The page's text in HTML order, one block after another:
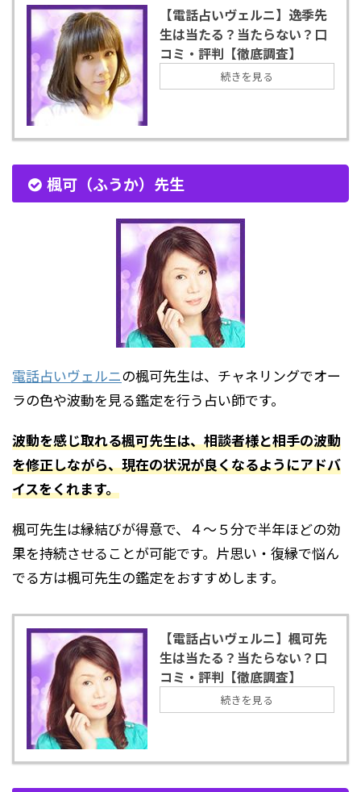
【電話占いヴェルニ】逸季先
生は当たる？当たらない？口
コミ・評判【徹底調査】
続きを見る
楓可（ふうか）先生
電話占いヴェルニの楓可先生は、チャネリングでオー
ラの色や波動を見る鑑定を行う占い師です。
波動を感じ取れる楓可先生は、相談者様と相手の波動
を修正しながら、現在の状況が良くなるようにアドバ
イスをくれます。
楓可先生は縁結びが得意で、４～５分で半年ほどの効
果を持続させることが可能です。片思い・復縁で悩ん
でる方は楓可先生の鑑定をおすすめします。
【電話占いヴェルニ】楓可先
生は当たる？当たらない？口
コミ・評判【徹底調査】
続きを見る